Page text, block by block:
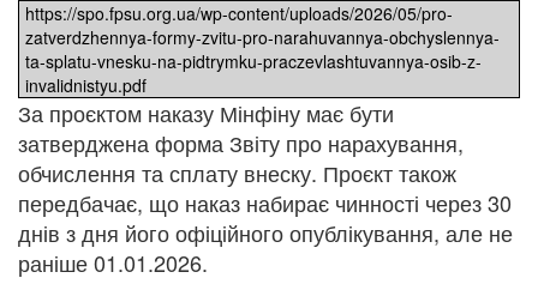
https://spo.fpsu.org.ua/wp-content/uploads/2026/05/pro-
zatverdzhennya-formy-zvitu-pro-narahuvannya-obchyslennya-
ta-splatu-vnesku-na-pidtrymku-praczevlashtuvannya-osib-z-
invalidnistyu.pdf
За проєктом наказу Мінфіну має бути
затверджена форма Звіту про нарахування,
обчислення та сплату внеску. Проєкт також
передбачає, що наказ набирає чинності через 30
днів з дня його офіційного опублікування, але не
раніше 01.01.2026.